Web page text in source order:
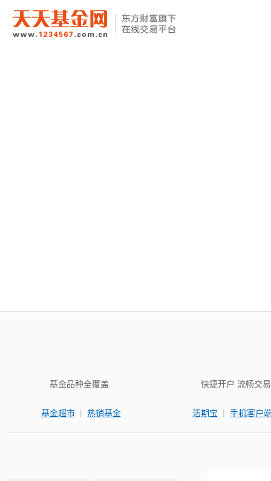
基金品种全覆盖
基金超市 | 热销基金
快捷开户 流畅交易
活期宝 | 手机客户